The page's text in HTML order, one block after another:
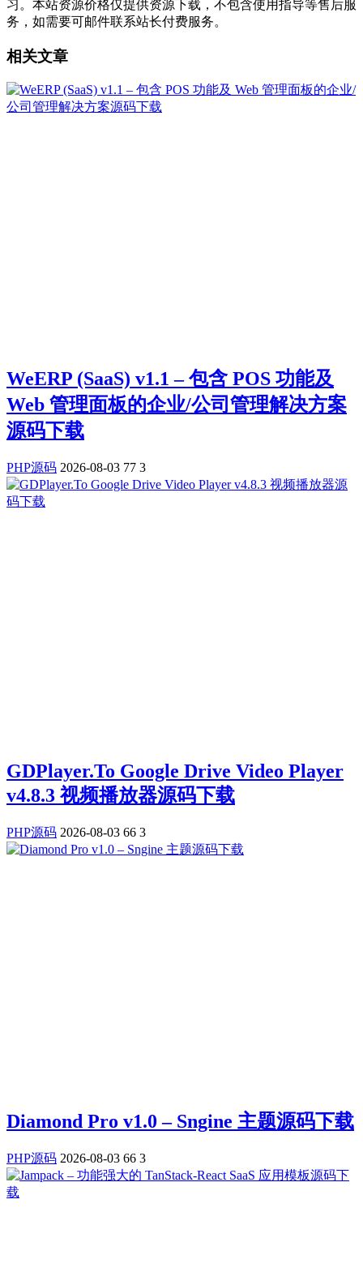
习。本站资源价格仅提供资源下载，不包含使用指导等售后服
务，如需要可邮件联系站长付费服务。
相关文章
WeERP (SaaS) v1.1 – 包含 POS 功能及
Web 管理面板的企业/公司管理解决方案
源码下载
PHP源码 2026-08-03 77 3
GDPlayer.To Google Drive Video Player
v4.8.3 视频播放器源码下载
PHP源码 2026-08-03 66 3
Diamond Pro v1.0 – Sngine 主题源码下载
PHP源码 2026-08-03 66 3